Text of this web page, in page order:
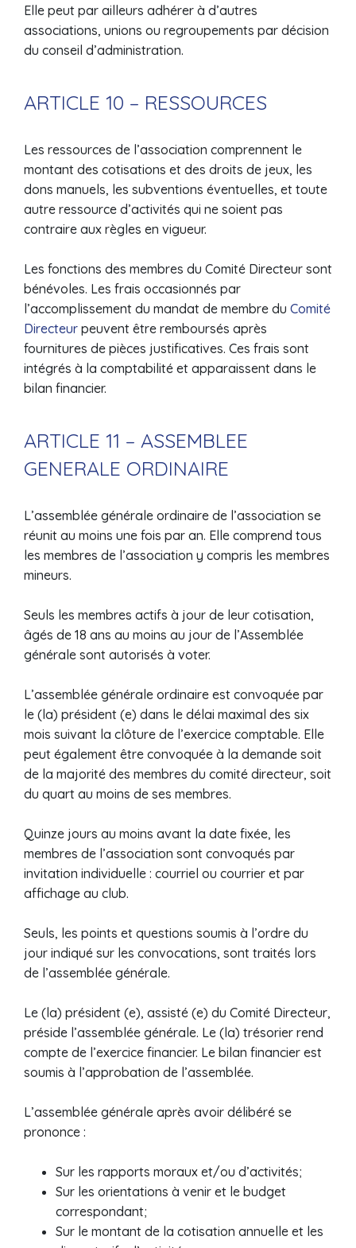
Elle peut par ailleurs adhérer à d’autres
associations, unions ou regroupements par décision
du conseil d’administration.
ARTICLE 10 – RESSOURCES
Les ressources de l’association comprennent le
montant des cotisations et des droits de jeux, les
dons manuels, les subventions éventuelles, et toute
autre ressource d’activités qui ne soient pas
contraire aux règles en vigueur.
Les fonctions des membres du Comité Directeur sont
bénévoles. Les frais occasionnés par
l’accomplissement du mandat de membre du Comité
Directeur peuvent être remboursés après
fournitures de pièces justificatives. Ces frais sont
intégrés à la comptabilité et apparaissent dans le
bilan financier.
ARTICLE 11 – ASSEMBLEE
GENERALE ORDINAIRE
L’assemblée générale ordinaire de l’association se
réunit au moins une fois par an. Elle comprend tous
les membres de l’association y compris les membres
mineurs.
Seuls les membres actifs à jour de leur cotisation,
âgés de 18 ans au moins au jour de l’Assemblée
générale sont autorisés à voter.
L’assemblée générale ordinaire est convoquée par
le (la) président (e) dans le délai maximal des six
mois suivant la clôture de l’exercice comptable. Elle
peut également être convoquée à la demande soit
de la majorité des membres du comité directeur, soit
du quart au moins de ses membres.
Quinze jours au moins avant la date fixée, les
membres de l’association sont convoqués par
invitation individuelle : courriel ou courrier et par
affichage au club.
Seuls, les points et questions soumis à l’ordre du
jour indiqué sur les convocations, sont traités lors
de l’assemblée générale.
Le (la) président (e), assisté (e) du Comité Directeur,
préside l’assemblée générale. Le (la) trésorier rend
compte de l’exercice financier. Le bilan financier est
soumis à l’approbation de l’assemblée.
L’assemblée générale après avoir délibéré se
prononce :
Sur les rapports moraux et/ou d’activités;
Sur les orientations à venir et le budget
correspondant;
Sur le montant de la cotisation annuelle et les